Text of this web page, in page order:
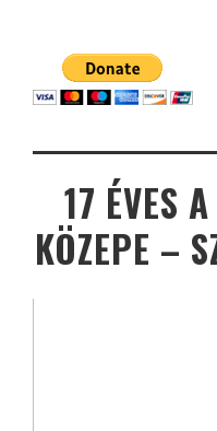
17 ÉVES
KÖZEPE –